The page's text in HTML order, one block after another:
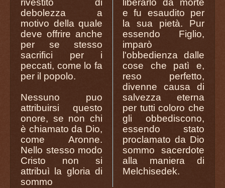
rivestito di
debolezza a
motivo della quale
deve offrire anche
per se stesso
sacrifici per i
peccati, come lo fa
per il popolo.
Nessuno puo
attribuirsi questo
onore, se non chi
è chiamato da Dio,
come Aronne.
Nello stesso modo
Cristo non si
attribuì la gloria di
sommo
liberarlo da morte
e fu esaudito per
la sua pietà. Pur
essendo Figlio,
imparò
l'obbedienza dalle
cose che patì e,
reso perfetto,
divenne causa di
salvezza eterna
per tutti coloro che
gli obbediscono,
essendo stato
proclamato da Dio
sommo sacerdote
alla maniera di
Melchisedek.